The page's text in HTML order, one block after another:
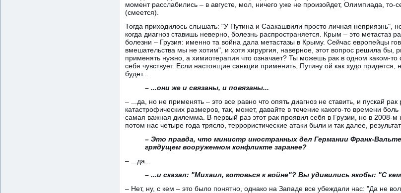
момент расслабились – в августе, мол, ничего уже не произойдет, Олимпиада, то-
(смеется).
Тогда приходилось слышать: "У Путина и Саакашвили просто личная неприязнь",
когда диагноз ставишь неверно, болезнь распространяется. Крым – это метастаз
болезни – Грузия: именно та война дала метастазы в Крыму. Сейчас европейцы
вмешательства мы не хотим", и хотя хирургия, наверное, этот вопрос решила бы,
применять нужно, а химиотерапия что означает? Ты можешь рак в одном каком-то
себя чувствует. Если настоящие санкции применить, Путину ой как худо
будет...
– ...они же и связаны, и повязаны...
– ...да, но не применять – это все равно что опять диагноз не ставить, и пускай рак
катастрофических размеров, так, может, давайте в течение какого-то времени
самая важная дилемма. В первый раз этот рак проявил себя в Грузии, но в 2008-м
потом нас четыре года трясло, террористические атаки были и так далее,
– Это правда, что министр иностранных дел Германии Франк-
грядущем вооруженном конфликте заранее?
– ...да...
– ...и сказал: "Михаил, готовься к войне"? Вы удивились якобы: "С
– Нет, ну, с кем – это было понятно, однако на Западе все убеждали нас: "Да не